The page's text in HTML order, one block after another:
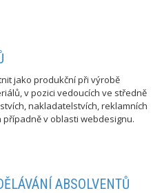
jako produkční při výrobě
v pozici vedoucích ve středně
nakladatelstvích, reklamních
v oblasti webdesignu.
ABSOLVENTŮ